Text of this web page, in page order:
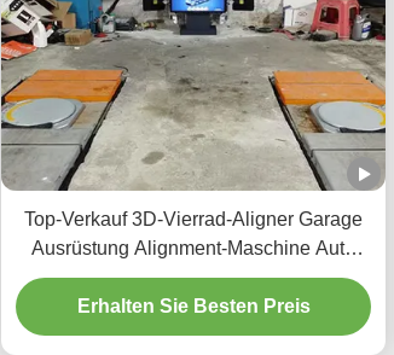
Top-Verkauf 3D-Vierrad-Aligner Garage
Ausrüstung Alignment-Maschine Auto
Rad-Alignment Reparaturmaschine
Erhalten Sie Besten Preis